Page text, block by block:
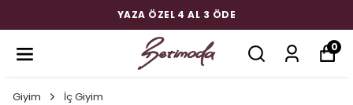
YAZA ÖZEL 4 AL 3 ÖDE
0
Giyim İç Giyim